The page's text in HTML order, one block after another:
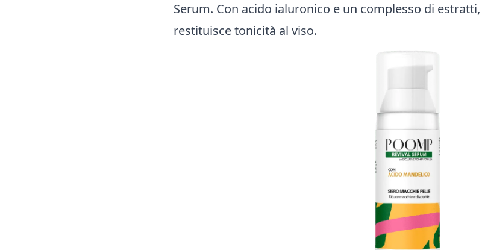
Serum. Con acido ialuronico e un complesso di
restituisce tonicità al viso.